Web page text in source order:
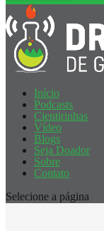
Início
Podcasts
Cientirinhas
Vídeo
Blogs
Seja Doador
Sobre
Contato
Selecione a página